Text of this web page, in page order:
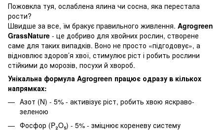
Пожовкла туя, ослаблена ялина чи сосна, яка перестала
рости?
Швидше за все, їм бракує правильного живлення. Agrogreen
GrassNature - це добриво для хвойних рослин, створене
саме для таких випадків. Воно не просто «підгодовує», а
відновлює здоров’я хвої, стимулює ріст і робить рослини
стійкими до морозів, посухи й хвороб.
Унікальна формула Agrogreen працює одразу в кількох
напрямках:
Азот (N) - 5% - активізує ріст, робить хвою яскраво-
зеленою
Фосфор (P₂O₅) - 5% - зміцнює кореневу систему